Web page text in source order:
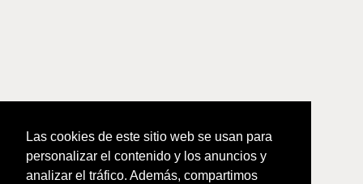
Las cookies de este sitio web se usan para
personalizar el contenido y los anuncios y
analizar el tráfico. Además, compartimos